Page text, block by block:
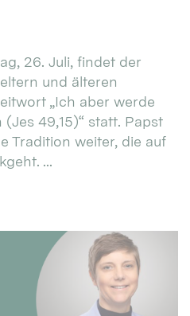
26. Juli, findet der
und älteren
„Ich aber werde
49,15)“ statt. Papst
Tradition weiter, die auf
...